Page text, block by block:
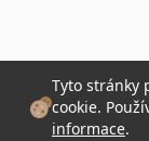
Tyto stránky
cookie.
informace.